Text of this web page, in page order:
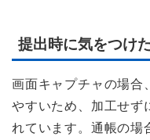
提出時に気をつけ
画面キャプチャの場合
やすいため、加工せず
れています。通帳の場